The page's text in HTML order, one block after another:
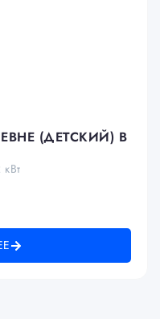
(ДЕТСКИЙ) В
кВт